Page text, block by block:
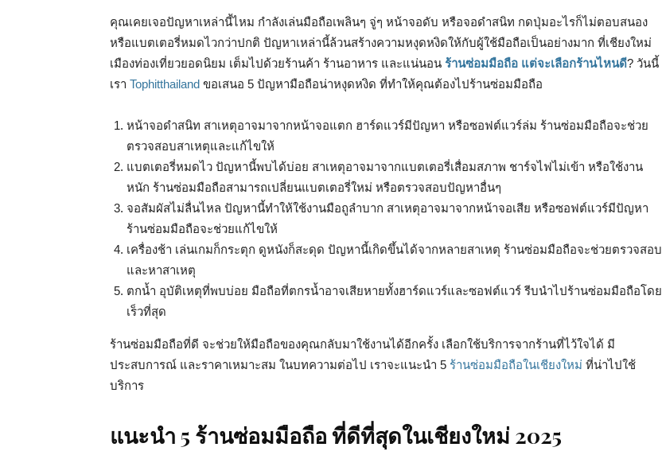
คุณเคยเจอปัญหาเหล่านี้ไหม กำลังเล่นมือถือเพลินๆ จู่ๆ หน้าจอดับ หรือจอดำสนิท กดปุ่มอะไรก็ไม่ตอบสนอง
หรือแบตเตอรี่หมดไวกว่าปกติ ปัญหาเหล่านี้ล้วนสร้างความหงุดหงิดให้กับผู้ใช้มือถือเป็นอย่างมาก ที่เชียงใหม่
เมืองท่องเที่ยวยอดนิยม เต็มไปด้วยร้านค้า ร้านอาหาร และแน่นอน ร้านซ่อมมือถือ แต่จะเลือกร้านไหนดี? วันนี้
เรา Tophitthailand ขอเสนอ 5 ปัญหามือถือน่าหงุดหงิด ที่ทำให้คุณต้องไปร้านซ่อมมือถือ
หน้าจอดำสนิท สาเหตุอาจมาจากหน้าจอแตก ฮาร์ดแวร์มีปัญหา หรือซอฟต์แวร์ล่ม ร้านซ่อมมือถือจะช่วย
ตรวจสอบสาเหตุและแก้ไขให้
แบตเตอรี่หมดไว ปัญหานี้พบได้บ่อย สาเหตุอาจมาจากแบตเตอรี่เสื่อมสภาพ ชาร์จไฟไม่เข้า หรือใช้งาน
หนัก ร้านซ่อมมือถือสามารถเปลี่ยนแบตเตอรี่ใหม่ หรือตรวจสอบปัญหาอื่นๆ
จอสัมผัสไม่ลื่นไหล ปัญหานี้ทำให้ใช้งานมือถูลำบาก สาเหตุอาจมาจากหน้าจอเสีย หรือซอฟต์แวร์มีปัญหา
ร้านซ่อมมือถือจะช่วยแก้ไขให้
เครื่องช้า เล่นเกมก็กระตุก ดูหนังก็สะดุด ปัญหานี้เกิดขึ้นได้จากหลายสาเหตุ ร้านซ่อมมือถือจะช่วยตรวจสอบ
และหาสาเหตุ
ตกน้ำ อุบัติเหตุที่พบบ่อย มือถือที่ตกรน้ำอาจเสียหายทั้งฮาร์ดแวร์และซอฟต์แวร์ รีบนำไปร้านซ่อมมือถือโดย
เร็วที่สุด
ร้านซ่อมมือถือที่ดี จะช่วยให้มือถือของคุณกลับมาใช้งานได้อีกครั้ง เลือกใช้บริการจากร้านที่ไว้ใจได้ มี
ประสบการณ์ และราคาเหมาะสม ในบทความต่อไป เราจะแนะนำ 5 ร้านซ่อมมือถือในเชียงใหม่ ที่น่าไปใช้
บริการ
แนะนำ 5 ร้านซ่อมมือถือ ที่ดีที่สุดในเชียงใหม่ 2025